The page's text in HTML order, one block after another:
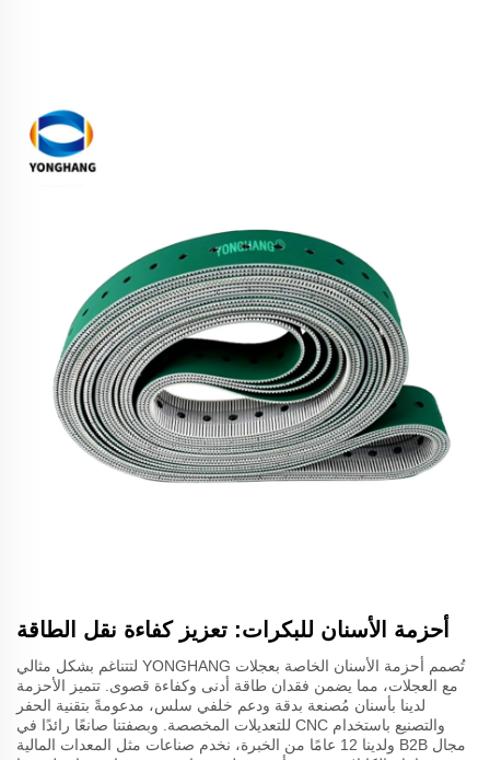
أحزمة الأسنان للبكرات: تعزيز كفاءة نقل الطاقة
تُصمم أحزمة الأسنان الخاصة بعجلات YONGHANG لتتناغم بشكل مثالي
مع العجلات، مما يضمن فقدان طاقة أدنى وكفاءة قصوى. تتميز الأحزمة
لدينا بأسنان مُصنعة بدقة ودعم خلفي سلس، مدعومةً بتقنية الحفر
والتصنيع باستخدام CNC للتعديلات المخصصة. وبصفتنا صانعًا رائدًا في
مجال B2B ولدينا 12 عامًا من الخبرة، نخدم صناعات مثل المعدات المالية